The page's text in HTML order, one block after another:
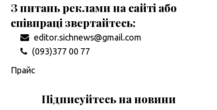
З питань реклами на сайті або
співпраці звертайтесь:
editor.sichnews@gmail.com
(093)377 00 77
Прайс
Підписуйтесь на новини